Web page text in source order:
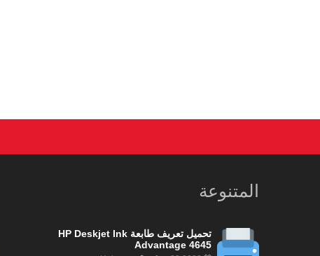
المتنوعة
تحميل تعريف طابعة HP Deskjet Ink
Advantage 4645